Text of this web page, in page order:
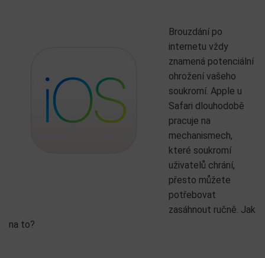
Brouzdání po
internetu vždy
znamená potenciální
ohrožení vašeho
soukromí. Apple u
Safari dlouhodobě
pracuje na
mechanismech,
které soukromí
uživatelů chrání,
přesto můžete
potřebovat
zasáhnout ručně. Jak
na to?